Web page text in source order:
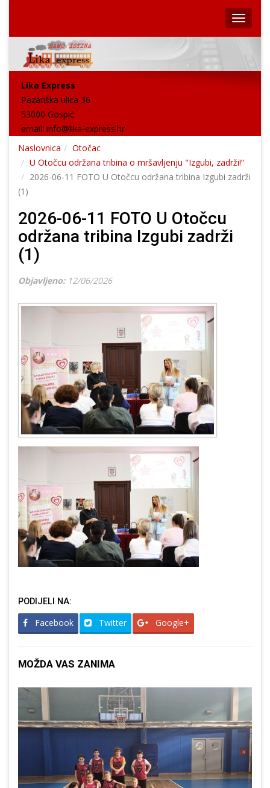
Lika Express
Pazariška ulica 36
53000 Gospić
email: info@lika-express.hr
Naslovnica
Otočac
U Otočcu održana tribina o mršavljenju "Izgubi, zadrži!“
2026-06-11 FOTO U Otočcu održana tribina Izgubi zadrži
(1)
2026-06-11 FOTO U Otočcu
održana tribina Izgubi zadrži
(1)
Objavljeno: 12/06/2026
PODIJELI NA:
Facebook Twitter Google+
MOŽDA VAS ZANIMA